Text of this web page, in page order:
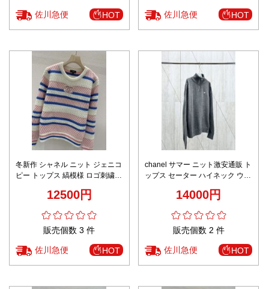
佐川急便 HOT 佐川急便 HOT
冬新作 シャネル ニット ジェニコ
ピー トップス 縞模様 ロゴ刺繍
12500円
販売個数 3 件
佐川急便 HOT
chanel サマー ニット激安通販 ト
ップス セーター ハイネック ウー
14000円
販売個数 2 件
佐川急便 HOT